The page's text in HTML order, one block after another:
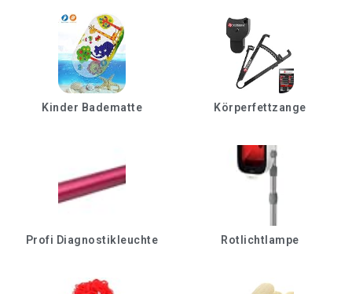
Kinder Badematte Körperfettzange
Profi Diagnostikleuchte Rotlichtlampe